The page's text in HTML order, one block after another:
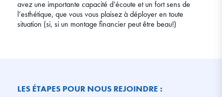
avez une importante capacité d’écoute et un fort sens de
l’esthétique, que vous vous plaisez à déployer en toute
situation (si, si un montage financier peut être beau!)
LES ÉTAPES POUR NOUS REJOINDRE :